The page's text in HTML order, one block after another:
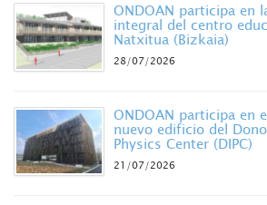
ONDOAN participa en
integral del centro
Natxitua (Bizkaia)
28/07/2026
ONDOAN participa en
nuevo edificio del
Physics Center (DIPC)
21/07/2026